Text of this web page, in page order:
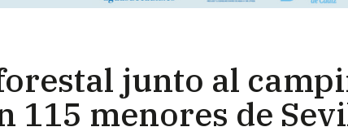
junto al
115 menores de